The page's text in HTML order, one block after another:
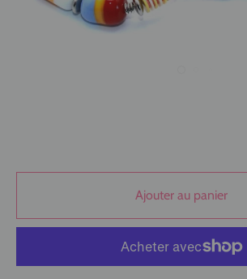
Ajouter au panier